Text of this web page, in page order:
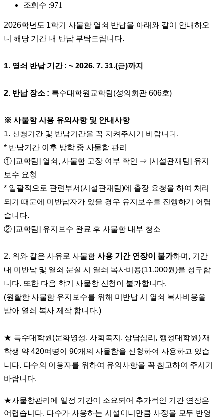
조회수 :971
2026학년도 1학기 사물함 열쇠 반납을 아래와 같이 안내하오
니 해당 기간 내 반납 부탁드립니다.
1. 열쇠 반납 기간 : ~ 2026. 7. 31.(금)까지
2. 반납 장소 : 특수대학원교학팀(성의회관 606호)
※ 사물함 사용 유의사항 및 안내사항
1. 신청기간 및 반납기간을 꼭 지켜주시기 바랍니다.
* 반납기간 이후 방학 중 사물함 관리
① [교학팀] 열쇠 , 사물함 고장 여부 확인 ⇒ [시설관재팀] 유지
보수 요청
* 일괄적으로 관련부서 (시설관재팀)에 출장 요청을 하여 처리
되기 때문에 미반납자가 있을 경우 유지보수를 진행하기 어렵
습니다.
② [교학팀] 유지보수 완료 후 사물함 내부 청소
2. 위와 같은 사유로 사물함 사용 기간 연장이 불가하며 , 기간
내 미반납 및 열쇠 분실 시 열쇠 복사비용(11,000원)을 청구합
니다. 또한 다음 학기 사물함 신청이 불가합니다.
(원활한 사물함 유지보수를 위해 미반납 시 열쇠 복사비용을
받아 열쇠 복사 제작 합니다.)
★ 특수대학원 (문화영성, 사회복지 , 상담심리 , 행정대학원) 재
학생 약 420여명이 90개의 사물함을 신청하여 사용하고 있습
니다. 다수의 이용자를 위하여 유의사항을 꼭 참고하여 주시기
바랍니다.
★사물함관리에 일정 기간이 소요되어 추가적인 기간 연장은
어렵습니다. 다수가 사용하는 시설이니만큼 사정을 모두 반영